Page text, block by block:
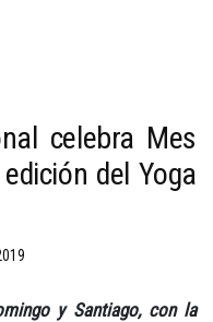
celebra Mes
del Yoga
go y Santiago, con la